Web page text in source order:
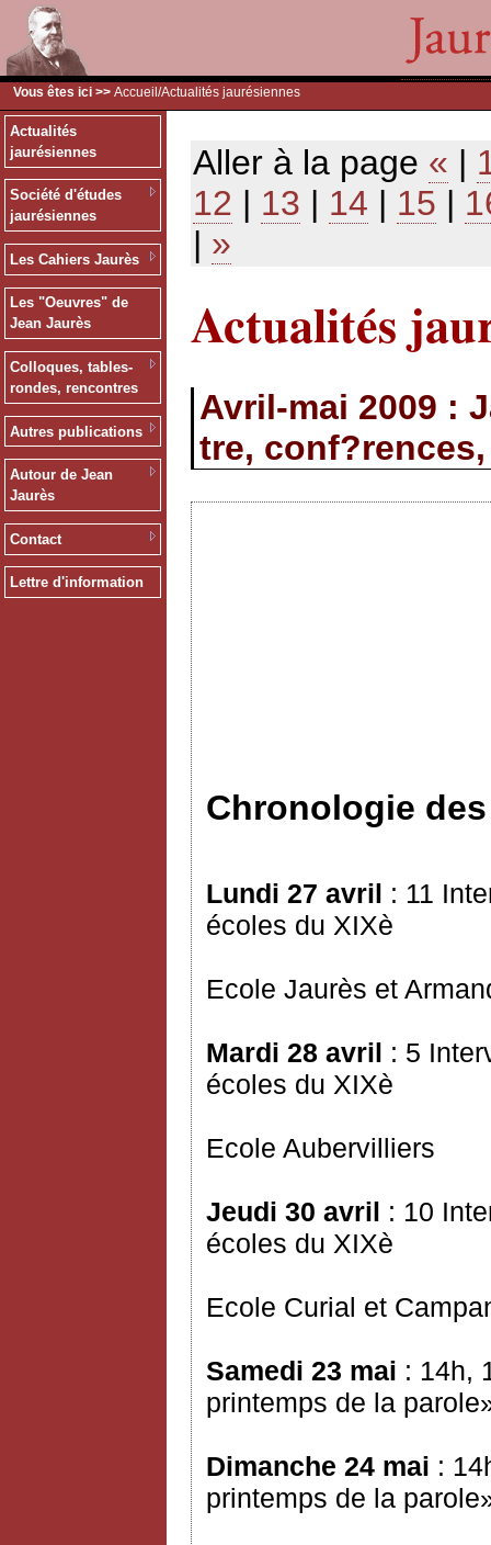
Vous êtes ici >> Accueil /Actualités jaurésiennes
Actualités
jaurésiennes
Société d'études
jaurésiennes
Les Cahiers Jaurès
Les "Oeuvres" de
Jean Jaurès
Colloques, tables-
rondes, rencontres
Autres publications
Autour de Jean
Jaurès
Contact
Lettre d'information
Aller à la page « |
12 | 13 | 14 | 15 |
| »
Actualités
Avril-mai 2009 :
tre,
Chronologie
Lundi 27 avril : 11
écoles du XIXè
Ecole Jaurès et
Mardi 28 avril : 5
écoles du XIXè
Ecole Aubervilliers
Jeudi 30 avril : 10
écoles du XIXè
Ecole Curial et
Samedi 23 mai : 14h,
printemps de la
Dimanche 24 mai :
printemps de la